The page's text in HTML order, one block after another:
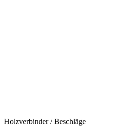
Holzverbinder / Beschläge